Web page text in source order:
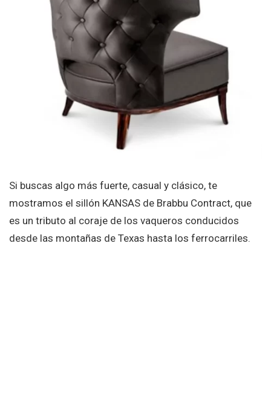
Si buscas algo más fuerte, casual y clásico, te
mostramos el sillón KANSAS de Brabbu Contract, que
es un tributo al coraje de los vaqueros conducidos
desde las montañas de Texas hasta los ferrocarriles.